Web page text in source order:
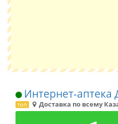
Интернет-аптека
топ Доставка по всему